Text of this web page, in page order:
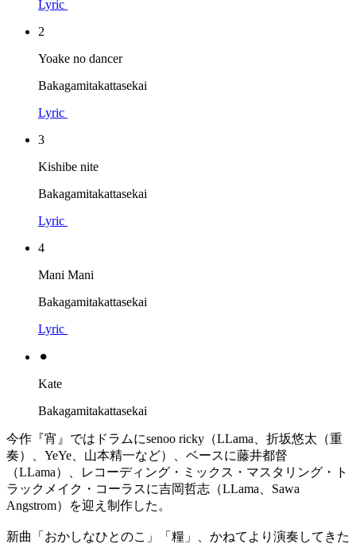
Lyric
2
Yoake no dancer
Bakagamitakattasekai
Lyric
3
Kishibe nite
Bakagamitakattasekai
Lyric
4
Mani Mani
Bakagamitakattasekai
Lyric
⚫︎
Kate
Bakagamitakattasekai
今作『宵』ではドラムにsenoo ricky（LLama、折坂悠太（重
奏）、YeYe、山本精一など）、ベースに藤井都督
（LLama）、レコーディング・ミックス・マスタリング・ト
ラックメイク・コーラスに吉岡哲志（LLama、Sawa
Angstrom）を迎え制作した。
新曲「おかしなひとのこ」「糧」、かねてより演奏してきた